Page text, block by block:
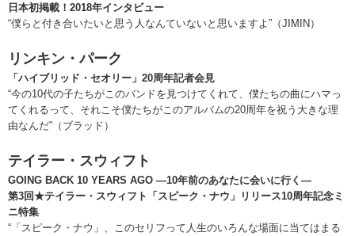
日本初掲載！2018年インタビュー
“僕らと付き合いたいと思う人なんていないと思いますよ”（JIMIN）
リンキン・パーク
「ハイブリッド・セオリー」20周年記者会見
“今の10代の子たちがこのバンドを見つけてくれて、僕たちの曲にハマっ
てくれるって、それこそ僕たちがこのアルバムの20周年を祝う大きな理
由なんだ”（ブラッド）
テイラー・スウィフト
GOING BACK 10 YEARS AGO ―10年前のあなたに会いに行く―
第3回★テイラー・スウィフト「スピーク・ナウ」リリース10周年記念ミ
ニ特集
“「スピーク・ナウ」、このセリフって人生のいろんな場面に当てはまる